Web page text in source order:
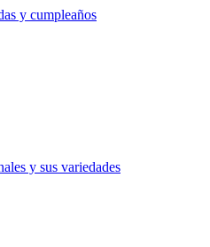
y cumpleaños
y sus variedades